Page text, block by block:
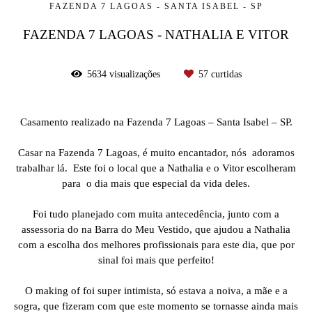
FAZENDA 7 LAGOAS - SANTA ISABEL - SP
FAZENDA 7 LAGOAS - NATHALIA E VITOR
5634visualizações 57curtidas
Casamento realizado na Fazenda 7 Lagoas – Santa Isabel – SP.
Casar na Fazenda 7 Lagoas, é muito encantador, nós adoramos
trabalhar lá. Este foi o local que a Nathalia e o Vitor escolheram
para o dia mais que especial da vida deles.
Foi tudo planejado com muita antecedência, junto com a
assessoria do na Barra do Meu Vestido, que ajudou a Nathalia
com a escolha dos melhores profissionais para este dia, que por
sinal foi mais que perfeito!
O making of foi super intimista, só estava a noiva, a mãe e a
sogra, que fizeram com que este momento se tornasse ainda mais